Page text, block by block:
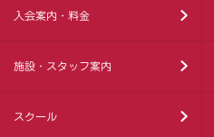
入会案内・料金
施設・スタッフ案内
スクール